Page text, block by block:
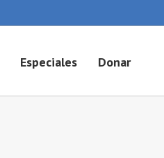
Especiales Donar